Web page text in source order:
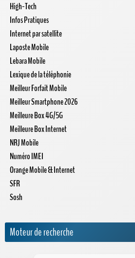
High-Tech
Infos Pratiques
Internet par satellite
Laposte Mobile
Lebara Mobile
Lexique de la téléphonie
Meilleur Forfait Mobile
Meilleur Smartphone 2026
Meilleure Box 4G/5G
Meilleure Box Internet
NRJ Mobile
Numéro IMEI
Orange Mobile & Internet
SFR
Sosh
Moteur de recherche